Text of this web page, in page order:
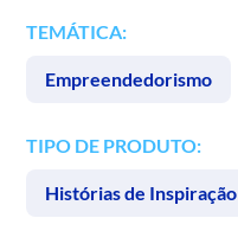
TEMÁTICA:
Empreendedorismo
TIPO DE PRODUTO:
Histórias de Inspiração